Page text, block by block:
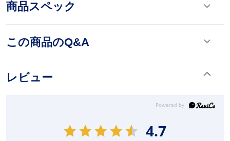
商品スペック
この商品のQ&A
レビュー
4.7